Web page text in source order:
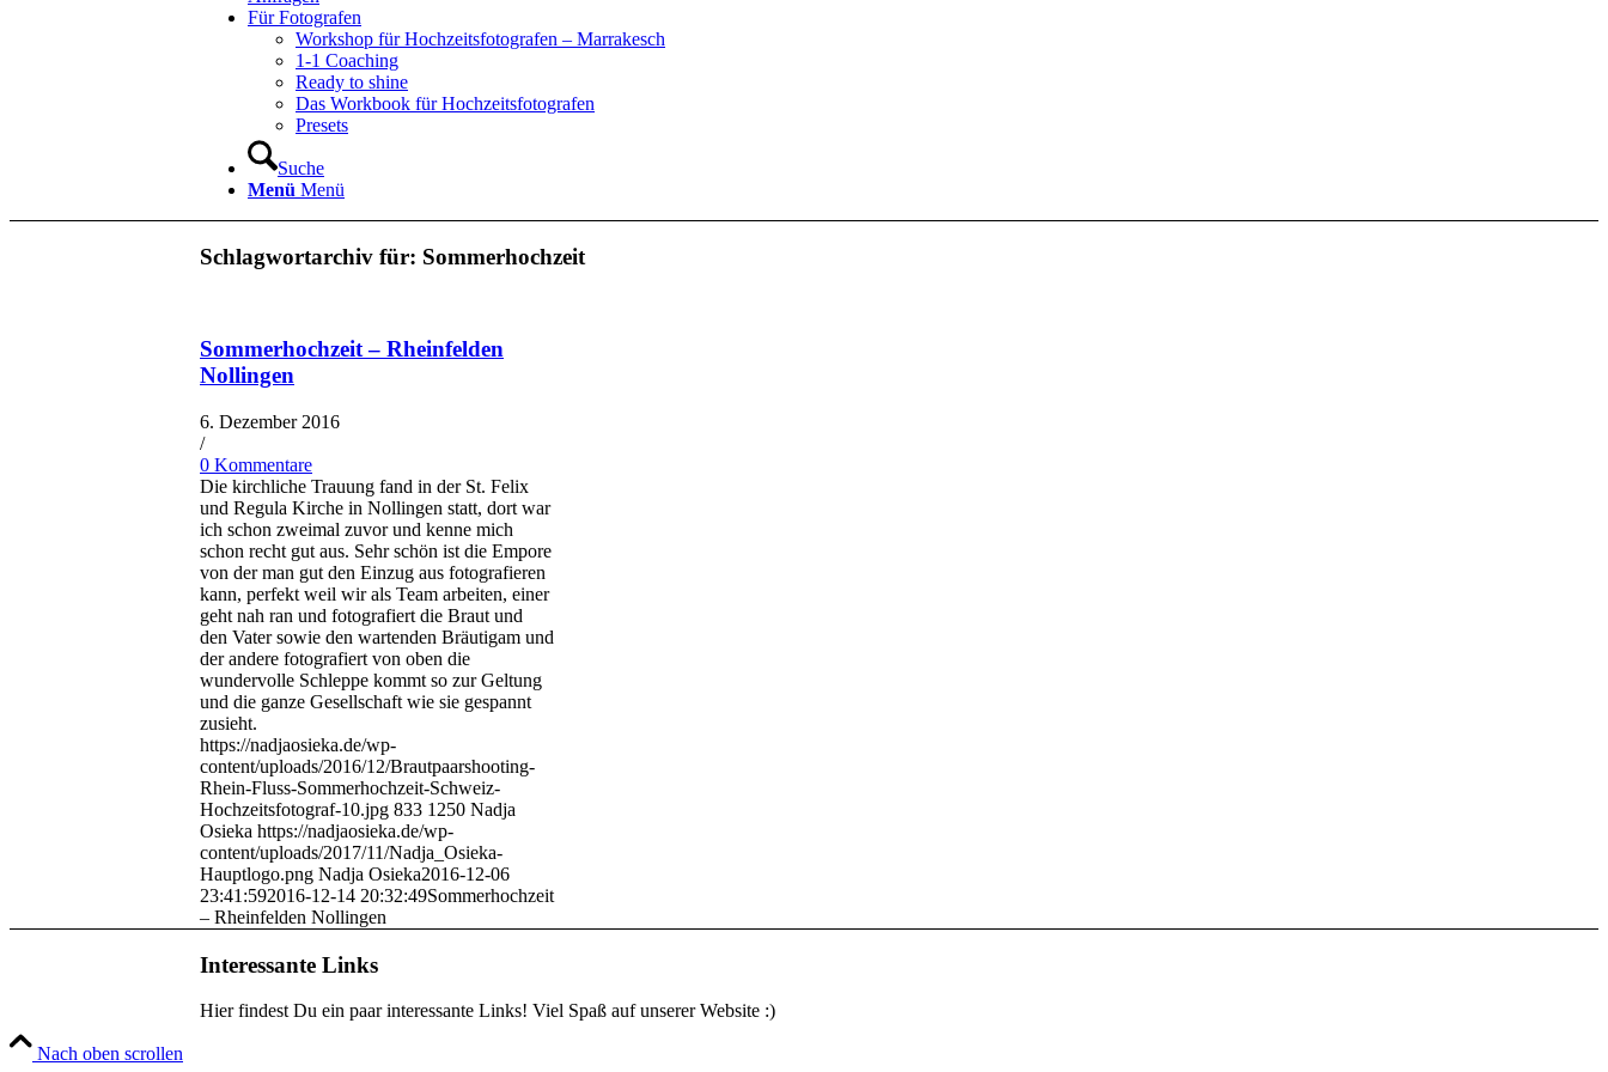
Für Fotografen
Workshop für Hochzeitsfotografen – Marrakesch
1-1 Coaching
Ready to shine
Das Workbook für Hochzeitsfotografen
Presets
Suche
Menü Menü
Schlagwortarchiv für: Sommerhochzeit
Sommerhochzeit – Rheinfelden
Nollingen
6. Dezember 2016
/
0 Kommentare
Die kirchliche Trauung fand in der St. Felix
und Regula Kirche in Nollingen statt, dort war
ich schon zweimal zuvor und kenne mich
schon recht gut aus. Sehr schön ist die Empore
von der man gut den Einzug aus fotografieren
kann, perfekt weil wir als Team arbeiten, einer
geht nah ran und fotografiert die Braut und
den Vater sowie den wartenden Bräutigam und
der andere fotografiert von oben die
wundervolle Schleppe kommt so zur Geltung
und die ganze Gesellschaft wie sie gespannt
zusieht.
https://nadjaosieka.de/wp-
content/uploads/2016/12/Brautpaarshooting-
Rhein-Fluss-Sommerhochzeit-Schweiz-
Hochzeitsfotograf-10.jpg 833 1250 Nadja
Osieka https://nadjaosieka.de/wp-
content/uploads/2017/11/Nadja_Osieka-
Hauptlogo.png Nadja Osieka2016-12-06
23:41:592016-12-14 20:32:49Sommerhochzeit
– Rheinfelden Nollingen
Interessante Links
Hier findest Du ein paar interessante Links! Viel Spaß auf unserer Website :)
Nach oben scrollen